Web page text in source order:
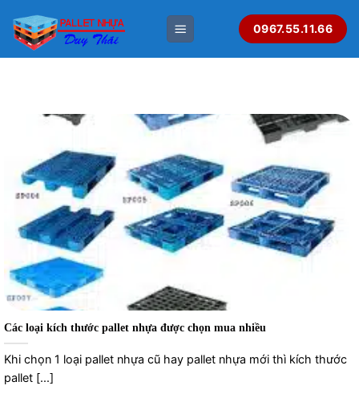
qua
0967.55.11.66
Các loại kích thước pallet nhựa được chọn mua nhiều
Khi chọn 1 loại pallet nhựa cũ hay pallet nhựa mới thì kích thước
pallet [...]